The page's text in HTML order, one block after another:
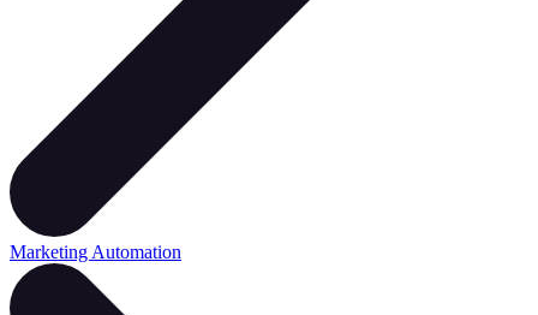
Marketing Automation